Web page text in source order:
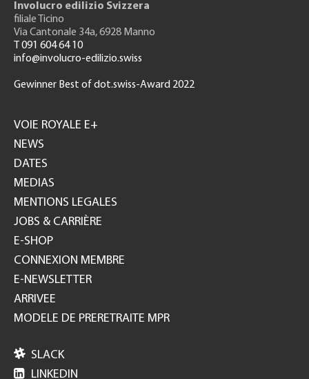
Involucro edilizio Svizzera
filiale Ticino
Via Cantonale 34a, 6928 Manno
T 091 604 64 10
info@involucro-edilizio.swiss
Gewinner Best of dot.swiss-Award 2022
GH
VOIE ROYALE E+
NEWS
DATES
MEDIAS
MENTIONS LEGALES
JOBS & CARRIÈRE
E-SHOP
CONNEXION MEMBRE
E-NEWSLETTER
ARRIVEE
MODELE DE PRERETRAITE MPR
 SLACK
 LINKEDIN